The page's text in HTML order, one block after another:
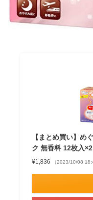
【まとめ買い】め
ク 無香料 12枚入
¥1,836 （2023/10/08